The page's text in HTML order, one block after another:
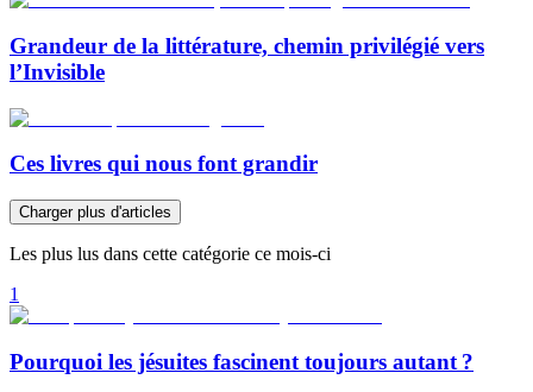
Grandeur de la littérature, chemin privilégié vers
l’Invisible
Ces livres qui nous font grandir
Charger plus d'articles
Les plus lus dans cette catégorie ce mois-ci
1
Pourquoi les jésuites fascinent toujours autant ?